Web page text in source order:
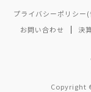
プライバシーポリシー
お問い合わせ
決
Copyright